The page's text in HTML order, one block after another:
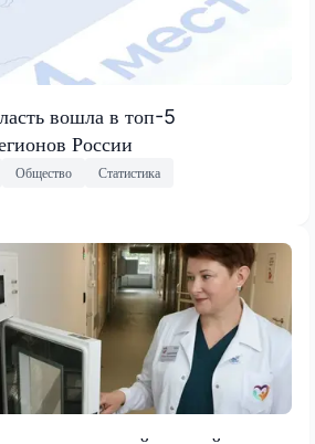
вошла в топ-5
России
Общество Статистика